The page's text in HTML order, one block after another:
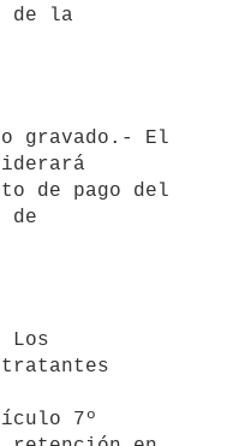
de la
de pago del
de
7º